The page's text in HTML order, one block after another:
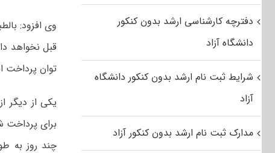
وی افزود:
قبل نخواهد
توان پرداخت
یکی از دیگر
دفترچه کارشناسی ارشد بدون کنکور
دانشگاه آزاد
شرایط ثبت نام ارشد بدون کنکور دانشگاه
آزاد
مدارک ثبت نام ارشد بدون کنکور آزاد